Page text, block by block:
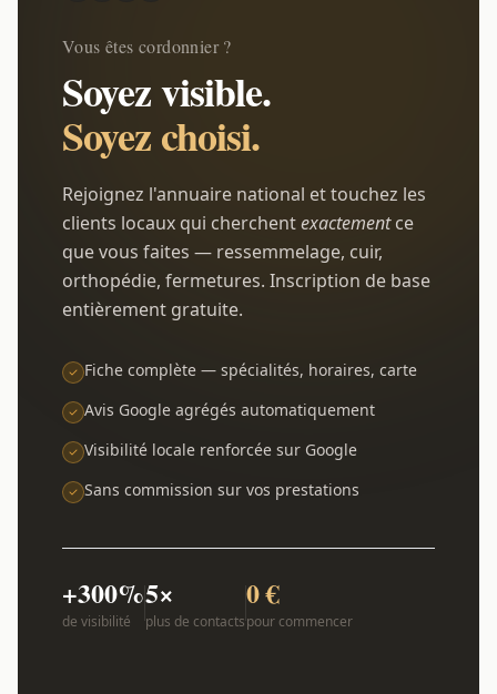
Vous êtes cordonnier ?
Soyez visible.
Soyez choisi.
Rejoignez l'annuaire national et touchez les
clients locaux qui cherchentexactementce
que vous faites — ressemmelage, cuir,
orthopédie, fermetures. Inscription de base
entièrement gratuite.
Fiche complète — spécialités, horaires, carte
Avis Google agrégés automatiquement
Visibilité locale renforcée sur Google
Sans commission sur vos prestations
+300%
de visibilité
5×
plus de contacts
0 €
pour commencer